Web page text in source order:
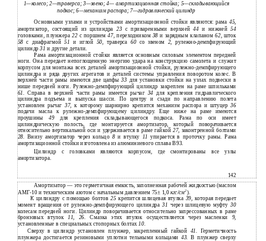
1—колесо; 2—траверса; 3—звено; 4— амортизационная стойка; 5—складывающийся
подкос; 6—механизм распора; 7—гидравлический цилиндр
Основными узлами и устройствами амортизационной стойки являются: рама 45,
амортизатор, состоящий из цилиндра 23 с приваренными верхней44и нижней54
головками, плунжера 22 с поршнем47,переходником 38и зарядным клапаном62,шток
58с диафрагмой51и иглой 50, траверса 60 со звеном 2,рулежно-демпфирующий
цилиндр31и другие детали.
Рама амортизационной стойки является основным силовым элементом передней
ноги. Она передает непоглощенную энергию удара на конструкцию самолета и служит
корпусом для монтажа всех деталей амортизационной стойки, рулежно-демпфирующего
цилиндра и ряда других агрегатов и деталей системы управления поворотом колес. В
верхней части рамы имеются две цапфы33 для установки стойки на узлах подвески в
нише передней ноги. Рулежно-демпфирующий цилиндр закреплен на раме шпильками
61.Справа в верхней части рамы имеется рычаг 34 для крепления гидравлического
цилиндра подъема и выпуска шасси. По центру и сзади по направлению полета
установлен рычаг 37,к которому шарнирно крепится механизм распора и штуцер36
подачи масла к рулежно-демпфирующему цилиндру. Еще ниже на раме имеются
проушины49 для крепления складывающегося подкоса. Рама по оси имеет
цилиндрическую полость, где монтируется амортизатор, который поворачивается
относительно вертикальной оси и удерживается в раме гайкой 27, законтренной болтами
28. Внизу амортизатор через кольцо 8и втулку 11упирается в проточку рамы. Рама
амортизационной стойки изготовлена из алюминиевого сплава В93.
Цилиндр с головками являются корпусом, где смонтированы все узлы
амортизатора.
142
Амортизатор — это герметичная емкость, заполненная рабочей жидкостью (маслом
АМГ-10 и техническим азотом с начальным давлением 75± 1,0кгс/см2).
К цилиндру с помощью болтов25крепится шлицевая втулка 39,которая передает
момент вращения от рулежно-демпфирующего цилиндра31 через шлицевую муфту30
колесам передней ноги. Цилиндр поворачивается относительно запрессованных в раме
бронзовых втулок11, 26.Смазка этих втулок осуществляется через масленки 9,
установленные в специальных стопорных болтах 10.
Сверху в цилиндр установлен плунжер, закрепленный гайкой 41. Герметичность
плунжера достигается резиновыми уплотни тельными кольцами 43. В плунжер сверху